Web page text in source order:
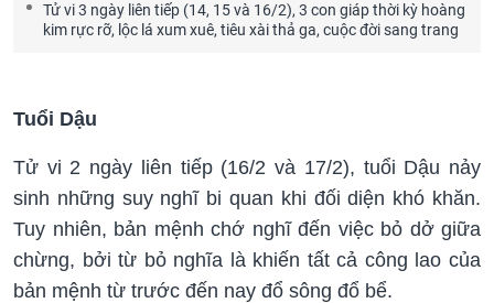
Tử vi 3 ngày liên tiếp (14, 15 và 16/2), 3 con giáp thời kỳ hoàng
kim rực rỡ, lộc lá xum xuê, tiêu xài thả ga, cuộc đời sang trang
Tuổi Dậu
Tử vi 2 ngày liên tiếp (16/2 và 17/2), tuổi Dậu nảy
sinh những suy nghĩ bi quan khi đối diện khó khăn.
Tuy nhiên, bản mệnh chớ nghĩ đến việc bỏ dở giữa
chừng, bởi từ bỏ nghĩa là khiến tất cả công lao của
bản mệnh từ trước đến nay đổ sông đổ bể.